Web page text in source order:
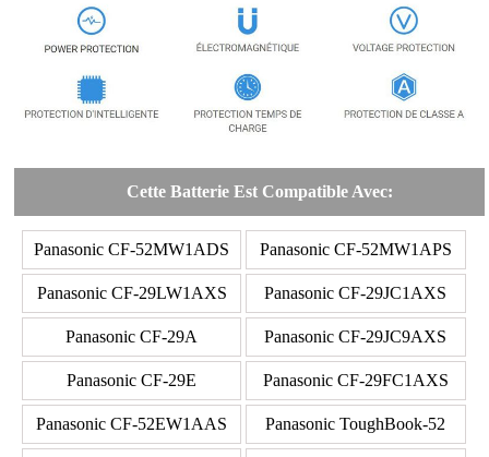
Cette Batterie Est Compatible Avec:
Panasonic CF-52MW1ADS Panasonic CF-52MW1APS
Panasonic CF-29LW1AXS Panasonic CF-29JC1AXS
Panasonic CF-29A Panasonic CF-29JC9AXS
Panasonic CF-29E Panasonic CF-29FC1AXS
Panasonic CF-52EW1AAS Panasonic ToughBook-52